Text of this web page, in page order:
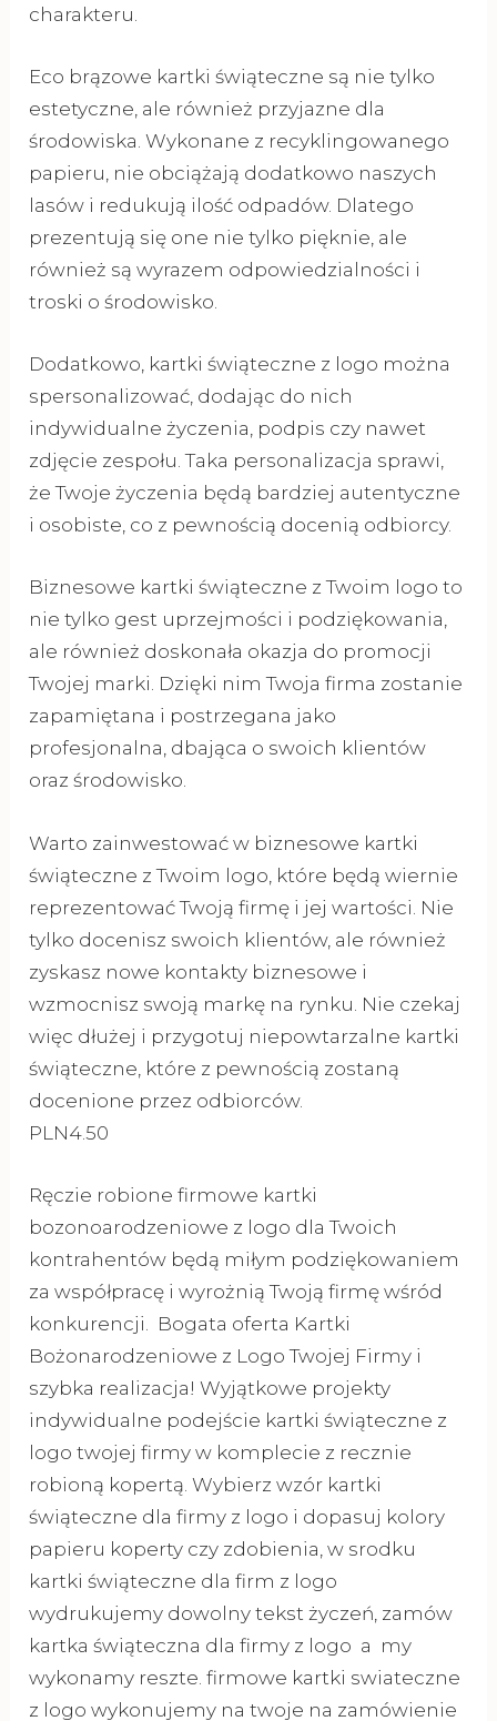
charakteru.
Eco brązowe kartki świąteczne są nie tylko
estetyczne, ale również przyjazne dla
środowiska. Wykonane z recyklingowanego
papieru, nie obciążają dodatkowo naszych
lasów i redukują ilość odpadów. Dlatego
prezentują się one nie tylko pięknie, ale
również są wyrazem odpowiedzialności i
troski o środowisko.
Dodatkowo, kartki świąteczne z logo można
spersonalizować, dodając do nich
indywidualne życzenia, podpis czy nawet
zdjęcie zespołu. Taka personalizacja sprawi,
że Twoje życzenia będą bardziej autentyczne
i osobiste, co z pewnością docenią odbiorcy.
Biznesowe kartki świąteczne z Twoim logo to
nie tylko gest uprzejmości i podziękowania,
ale również doskonała okazja do promocji
Twojej marki. Dzięki nim Twoja firma zostanie
zapamiętana i postrzegana jako
profesjonalna, dbająca o swoich klientów
oraz środowisko.
Warto zainwestować w biznesowe kartki
świąteczne z Twoim logo, które będą wiernie
reprezentować Twoją firmę i jej wartości. Nie
tylko docenisz swoich klientów, ale również
zyskasz nowe kontakty biznesowe i
wzmocnisz swoją markę na rynku. Nie czekaj
więc dłużej i przygotuj niepowtarzalne kartki
świąteczne, które z pewnością zostaną
docenione przez odbiorców.
PLN4.50
Ręczie robione firmowe kartki
bozonoarodzeniowe z logo dla Twoich
kontrahentów będą miłym podziękowaniem
za współpracę i wyrożnią Twoją firmę wśród
konkurencji. Bogata oferta Kartki
Bożonarodzeniowe z Logo Twojej Firmy i
szybka realizacja! Wyjątkowe projekty
indywidualne podejście kartki świąteczne z
logo twojej firmy w komplecie z recznie
robioną kopertą. Wybierz wzór kartki
świąteczne dla firmy z logo i dopasuj kolory
papieru koperty czy zdobienia, w srodku
kartki świąteczne dla firm z logo
wydrukujemy dowolny tekst życzeń, zamów
kartka świąteczna dla firmy z logo a my
wykonamy reszte. firmowe kartki swiateczne
z logo wykonujemy na twoje na zamówienie